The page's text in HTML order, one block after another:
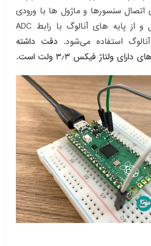
اتصال سنسورها و ماژول ها با ورودی
و خروجی دیجیتال و از پایه های آنالوگ با رابط ADC
استفاده می‌شود. دقت داشته
ولتاژ فیکس ۳٫۳ ولت است.